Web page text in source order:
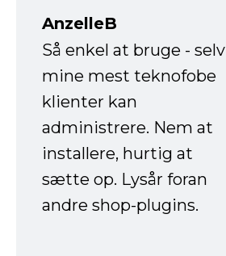
AnzelleB
Så enkel at bruge - selv
mine mest teknofobe
klienter kan
administrere. Nem at
installere, hurtig at
sætte op. Lysår foran
andre shop-plugins.